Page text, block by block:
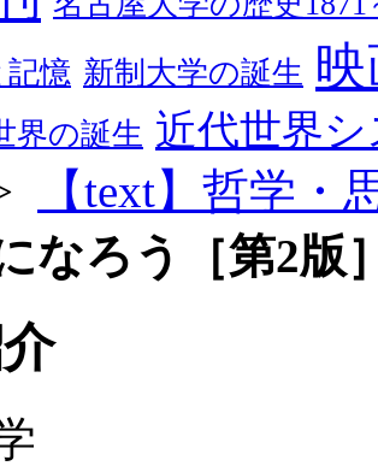
憶 新制大学の誕生
界の誕生 近代世界
【text】哲学・
なろう［第2版